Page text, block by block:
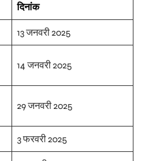
दिनांक
13 जनवरी 2025
14 जनवरी 2025
29 जनवरी 2025
3 फरवरी 2025